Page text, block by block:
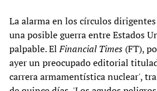
La alarma en los círculos
una posible guerra entre Estados
palpable. ElFinancial Times (FT),
ayer un preocupado editorial
carrera armamentística nuclear',